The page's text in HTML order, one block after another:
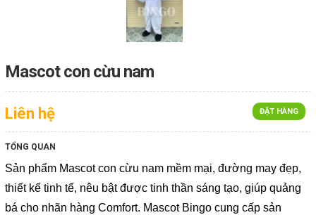
Mascot con cừu nam
ĐẶT HÀNG
Liên hệ
TỔNG QUAN
Sản phẩm Mascot con cừu nam mềm mại, đường may đẹp,
thiết kế tinh tế, nêu bật được tinh thần sáng tạo, giúp quảng
bá cho nhãn hàng Comfort. Mascot Bingo cung cấp sản